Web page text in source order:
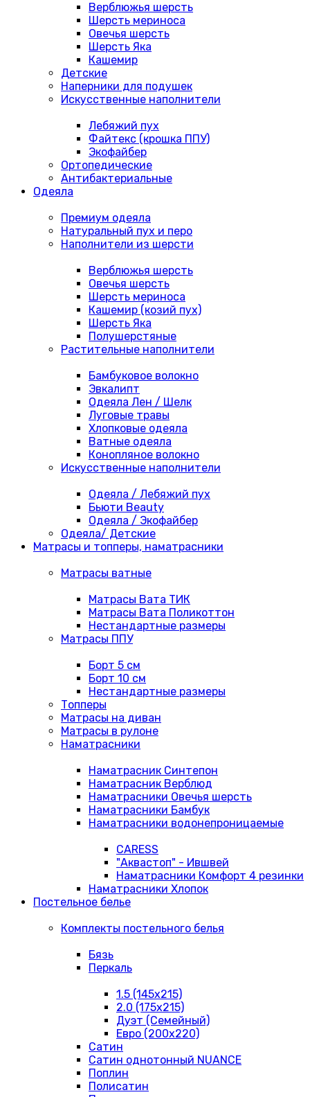
Верблюжья шерсть
Шерсть мериноса
Овечья шерсть
Шерсть Яка
Кашемир
Детские
Наперники для подушек
Искусственные наполнители
Лебяжий пух
Файтекс (крошка ППУ)
Экофайбер
Ортопедические
Антибактериальные
Одеяла
Премиум одеяла
Натуральный пух и перо
Наполнители из шерсти
Верблюжья шерсть
Овечья шерсть
Шерсть мериноса
Кашемир (козий пух)
Шерсть Яка
Полушерстяные
Растительные наполнители
Бамбуковое волокно
Эвкалипт
Одеяла Лен / Шелк
Луговые травы
Хлопковые одеяла
Ватные одеяла
Конопляное волокно
Искусственные наполнители
Одеяла / Лебяжий пух
Бьюти Beauty
Одеяла / Экофайбер
Одеяла/ Детские
Матрасы и топперы, наматрасники
Матрасы ватные
Матрасы Вата ТИК
Матрасы Вата Поликоттон
Нестандартные размеры
Матрасы ППУ
Борт 5 см
Борт 10 см
Нестандартные размеры
Топперы
Матрасы на диван
Матрасы в рулоне
Наматрасники
Наматрасник Синтепон
Наматрасник Верблюд
Наматрасники Овечья шерсть
Наматрасники Бамбук
Наматрасники водонепроницаемые
CARESS
"Аквастоп" - Ившвей
Наматрасники Комфорт 4 резинки
Наматрасники Хлопок
Постельное белье
Комплекты постельного белья
Бязь
Перкаль
1.5 (145х215)
2.0 (175х215)
Дуэт (Семейный)
Евро (200х220)
Сатин
Сатин однотонный NUANCE
Поплин
Полисатин